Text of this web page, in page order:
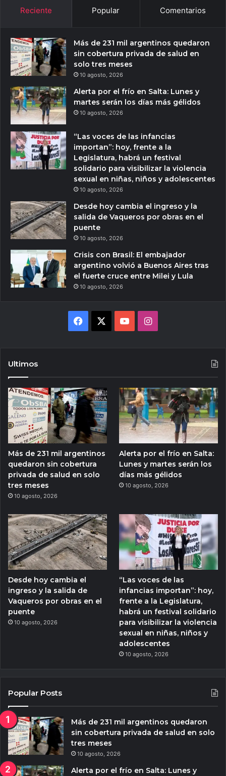
Reciente Popular Comentarios
Más de 231 mil argentinos quedaron
sin cobertura privada de salud en
solo tres meses
10 agosto, 2026
Alerta por el frío en Salta: Lunes y
martes serán los días más gélidos
10 agosto, 2026
“Las voces de las infancias
importan”: hoy, frente a la
Legislatura, habrá un festival
solidario para visibilizar la violencia
sexual en niñas, niños y adolescentes
10 agosto, 2026
Desde hoy cambia el ingreso y la
salida de Vaqueros por obras en el
puente
10 agosto, 2026
Crisis con Brasil: El embajador
argentino volvió a Buenos Aires tras
el fuerte cruce entre Milei y Lula
10 agosto, 2026
Facebook YouTubeInstagram
Ultimos
Más de 231 mil argentinos
quedaron sin cobertura
privada de salud en solo
tres meses
10 agosto, 2026
Alerta por el frío en Salta:
Lunes y martes serán los
días más gélidos
10 agosto, 2026
Desde hoy cambia el
ingreso y la salida de
Vaqueros por obras en el
puente
10 agosto, 2026
“Las voces de las
infancias importan”: hoy,
frente a la Legislatura,
habrá un festival solidario
para visibilizar la violencia
sexual en niñas, niños y
adolescentes
10 agosto, 2026
Popular Posts
Más de 231 mil argentinos quedaron
sin cobertura privada de salud en solo
tres meses
10 agosto, 2026
Alerta por el frío en Salta: Lunes y